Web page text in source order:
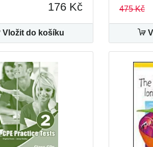
176 Kč
Vložit do košíku
475 Kč